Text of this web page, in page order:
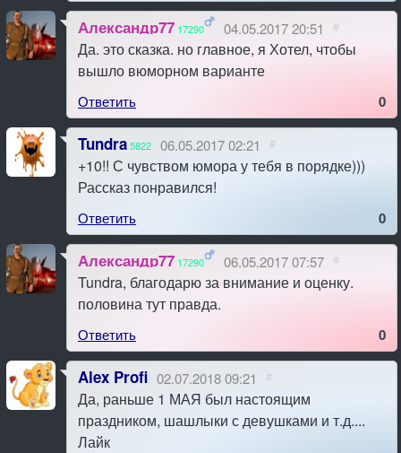
Александр77 17290 04.05.2017 20:51 #
Да. это сказка. но главное, я Хотел, чтобы
вышло вюморном варианте
Ответить 0
Tundra5822 06.05.2017 02:21 #
+10!! С чувством юмора у тебя в порядке)))
Рассказ понравился!
Ответить 0
Александр77 17290 06.05.2017 07:57 #
Tundra, благодарю за внимание и оценку.
половина тут правда.
Ответить 0
Alex Profi 02.07.2018 09:21 #
Да, раньше 1 МАЯ был настоящим
праздником, шашлыки с девушками и т.д....
Лайк